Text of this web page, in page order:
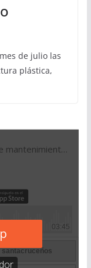
de julio las
plástica,